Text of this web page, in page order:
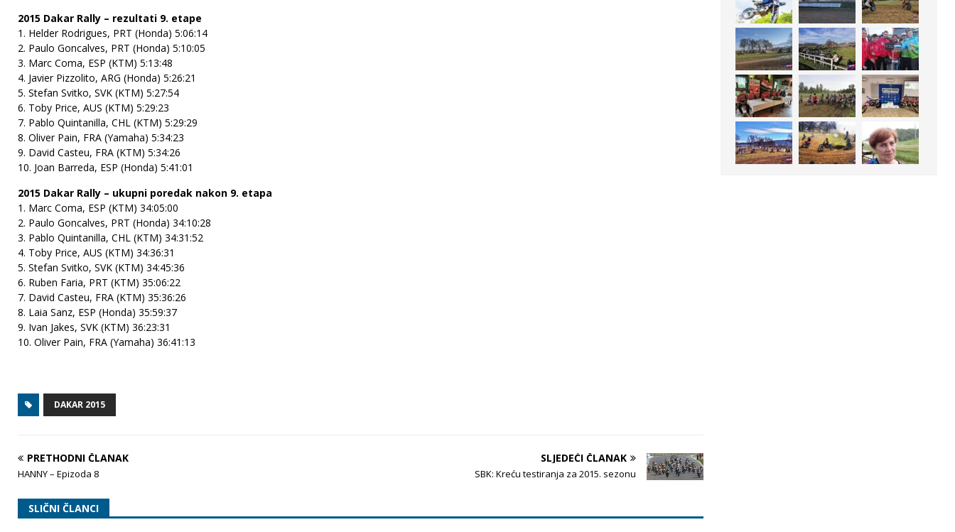
2015 Dakar Rally – rezultati 9. etape
1. Helder Rodrigues, PRT (Honda) 5:06:14
2. Paulo Goncalves, PRT (Honda) 5:10:05
3. Marc Coma, ESP (KTM) 5:13:48
4. Javier Pizzolito, ARG (Honda) 5:26:21
5. Stefan Svitko, SVK (KTM) 5:27:54
6. Toby Price, AUS (KTM) 5:29:23
7. Pablo Quintanilla, CHL (KTM) 5:29:29
8. Oliver Pain, FRA (Yamaha) 5:34:23
9. David Casteu, FRA (KTM) 5:34:26
10. Joan Barreda, ESP (Honda) 5:41:01
2015 Dakar Rally – ukupni poredak nakon 9. etapa
1. Marc Coma, ESP (KTM) 34:05:00
2. Paulo Goncalves, PRT (Honda) 34:10:28
3. Pablo Quintanilla, CHL (KTM) 34:31:52
4. Toby Price, AUS (KTM) 34:36:31
5. Stefan Svitko, SVK (KTM) 34:45:36
6. Ruben Faria, PRT (KTM) 35:06:22
7. David Casteu, FRA (KTM) 35:36:26
8. Laia Sanz, ESP (Honda) 35:59:37
9. Ivan Jakes, SVK (KTM) 36:23:31
10. Oliver Pain, FRA (Yamaha) 36:41:13
DAKAR 2015
PRETHODNI ČLANAK
HANNY – Epizoda 8
SLJEDEĆI ČLANAK
SBK: Kreću testiranja za 2015. sezonu
SLIČNI ČLANCI